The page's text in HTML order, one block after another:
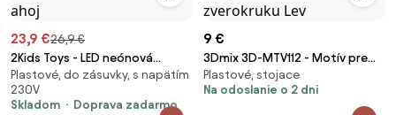
23,9 €26,9 €
2Kids Toys - LED neónová
nástenná dekorácia
LED/5W/USB ahoj
Plastové, do zásuvky, s napätím
230V
Skladom
Doprava zadarmo
9 €
3Dmix 3D-MTV112 - Motív pre
3D LED nočnú lampu - znamenie
zverokruku Lev
Plastové, stojace
Na odoslanie o 2 dni